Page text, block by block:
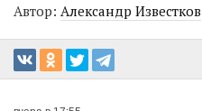
Автор: Александр Известков